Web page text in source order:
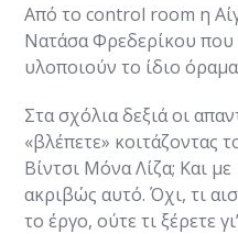
Από το control room η
Νατάσα Φρεδερίκου που
υλοποιούν το ίδιο
Στα σχόλια δεξιά οι
«βλέπετε» κοιτάζοντας
Βίντσι Μόνα Λίζα; Και
ακριβώς αυτό. Όχι, τι
το έργο, ούτε τι ξέρετε